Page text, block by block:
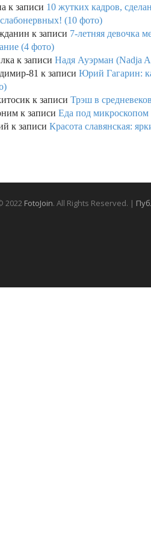
к записи 10 жутких кадров,
(10 фото)
к записи 7-летняя девочка
(4 фото)
к записи Надя Ауэрман (Nadja
81 к записи Юрий Гагарин:
к записи Трэш в
к записи Еда под микроскопом
к записи Красота славянская:
2022 FotoJoin. All Rights Reserved. |